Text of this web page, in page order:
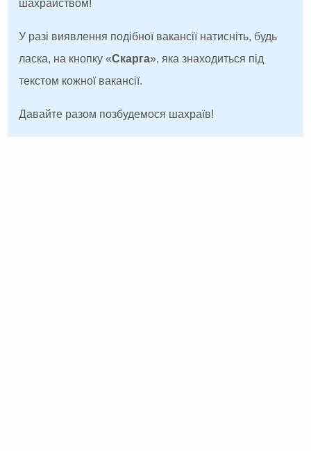
шахрайством!
У разі виявлення подібної вакансії натисніть, будь
ласка, на кнопку «Скарга», яка знаходиться під
текстом кожної вакансії.
Давайте разом позбудемося шахраїв!